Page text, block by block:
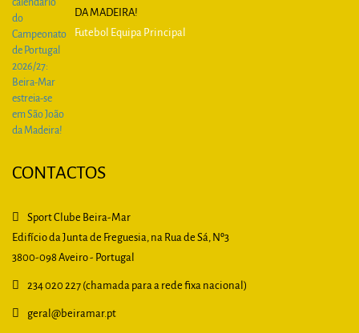
DA MADEIRA!
Futebol Equipa Principal
CONTACTOS
Sport Clube Beira-Mar
Edifício da Junta de Freguesia, na Rua de Sá, Nº3
3800-098 Aveiro - Portugal
234 020 227 (chamada para a rede fixa nacional)
geral@beiramar.pt